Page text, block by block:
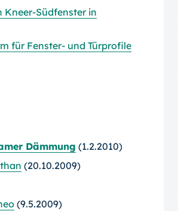
Südfenster in
für Fenster- und Türprofile
Dämmung (1.2.2010)
(20.10.2009)
(9.5.2009)